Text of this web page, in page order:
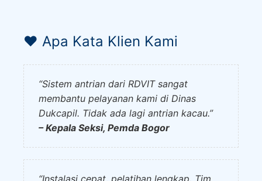
❤️ Apa Kata Klien Kami
“Sistem antrian dari RDVIT sangat
membantu pelayanan kami di Dinas
Dukcapil. Tidak ada lagi antrian kacau.”
– Kepala Seksi, Pemda Bogor
“Instalasi cepat, pelatihan lengkap. Tim